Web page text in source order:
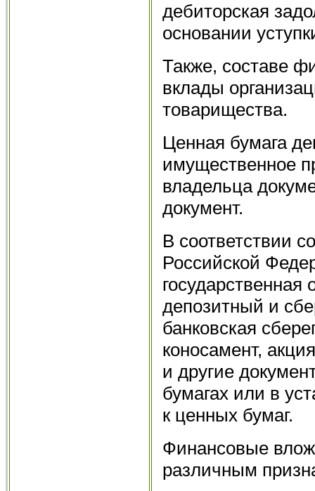
дебиторская
основании
Также, составе
вклады
товарищества.
Ценная бумага
имущественное
владельца
документ.
В соответствии
Российской
государственная
депозитный и
банковская
коносамент,
и другие
бумагах или в
к ценных бумаг.
Финансовые
различным